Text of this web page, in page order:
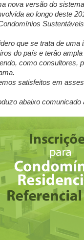
nova versão do
ao longo deste
que se trata de uma
do país e terão
como consultores,
satisfeitos em
abaixo comunicado